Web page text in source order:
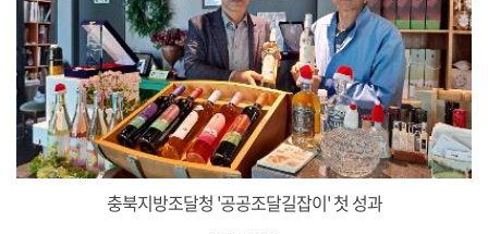
충북지방조달청 '공공조달길잡이' 첫 성과